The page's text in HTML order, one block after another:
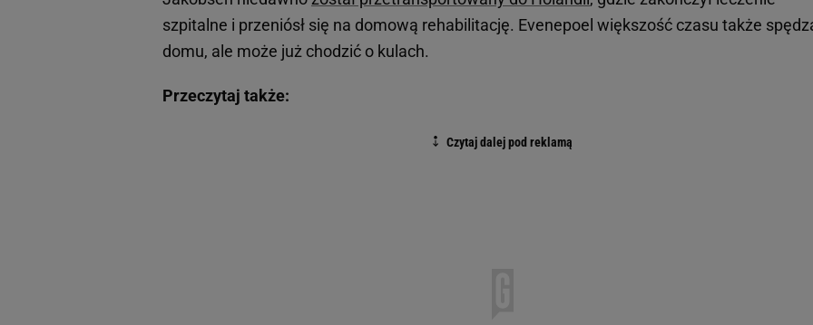
szpitalne i przeniósł się na domową rehabilitację. Evenepoel większość czasu także
domu, ale może już chodzić o kulach.
Przeczytaj także: